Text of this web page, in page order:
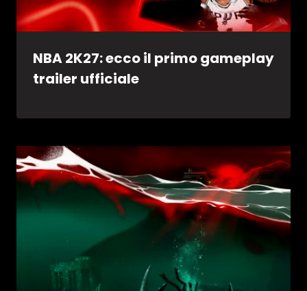
NBA 2K27: ecco il primo gameplay
trailer ufficiale